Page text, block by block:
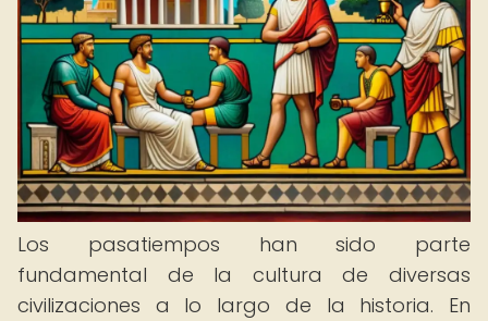
Los pasatiempos han sido parte
fundamental de la cultura de diversas
civilizaciones a lo largo de la historia. En